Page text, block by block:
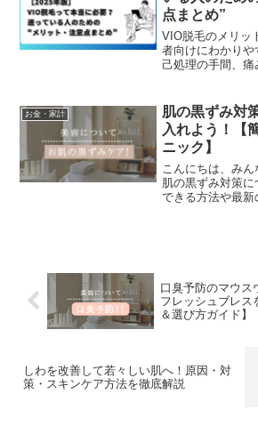
点まとめ”
VIO脱毛のメリッ
者向けにわかりや
己処理の手間、痛
お金・家計
肌の黒ずみ対
入れよう！【
ニック】
こんにちは、み
肌の黒ずみ対策
できる方法や最
口臭予防のマウス
フレッシュブレス
＆選び方ガイド】
しわを改善して若々しい肌へ！原因・対
策・スキンケア方法を徹底解説